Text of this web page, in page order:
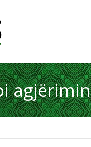
agjërimin